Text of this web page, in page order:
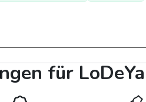
für LoDeYa